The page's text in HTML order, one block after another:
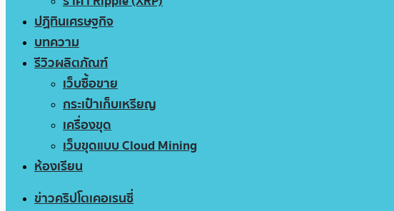
ปฏิทินเศรษฐกิจ
บทความ
รีวิวผลิตภัณฑ์
เว็บซื้อขาย
กระเป๋าเก็บเหรียญ
เครื่องขุด
เว็บขุดแบบ Cloud Mining
ห้องเรียน
ข่าวคริปโตเคอเรนซี่